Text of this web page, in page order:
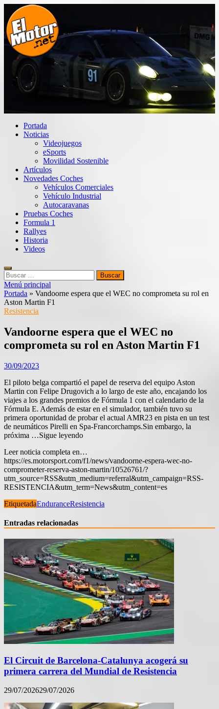
Saltar
contenido
El Motor punto Net
Información sobre novedades y pruebas de Automóviles
Portada
Noticias
Videojuegos
eSports
Movilidad Sostenible
Artículos
Novedades Coches
Vehículos Comerciales
Vehículo Industrial
Autocaravanas
Pruebas Coches
Formula 1
Rallyes
Historia
Videos
Buscar:
Menú principal
Portada » Vandoorne espera que el WEC no comprometa su rol en
Aston Martin F1
Resistencia
Vandoorne espera que el WEC no
comprometa su rol en Aston Martin F1
30/09/2023
El piloto belga compartió el papel de reserva del equipo Aston
Martin con Felipe Drugovich a lo largo de este año, encajando los
viajes a los grandes premios de Fórmula 1 con el calendario de la
Fórmula E. Además de estar en el simulador, también tuvo su
primera oportunidad de probar el actual AMR23 en pista en un test
de neumáticos Pirelli en Spa-Francorchamps.Sin embargo, la
próxima …Sigue leyendo
Leer noticia completa en…
https://es.motorsport.com/f1/news/vandoorne-espera-wec-no-
comprometer-reserva-aston-martin/10526761/?
utm_source=RSS&utm_medium=referral&utm_campaign=RSS-
RESISTENCIA&utm_term=News&utm_content=es
EtiquetadaEnduranceResistencia
Entradas relacionadas
El Circuit de Barcelona-Catalunya acogerá su
primera carrera del Mundial de Resistencia
29/07/202629/07/2026